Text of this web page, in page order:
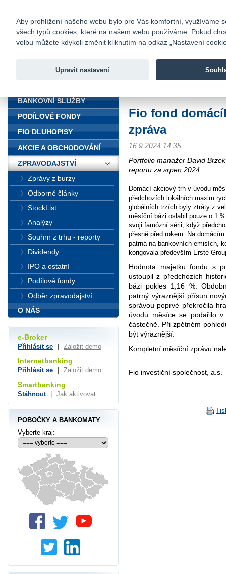
Fio banka
Fio banka
Fio fond
zpráva
16.9.2024 14:35
Portfolio manažer David
reportu za srpen 2024.
Domácí akciový trh v úvodu
předchozích lokálních maxim
globálních trzích byly ztráty z
měsíční bázi oslabil pouze o 1
svoji famózní sérii, když
přesně před rokem. Na
patrná na bankovních emisích,
korigovala především Erste
Hodnota majetku fondu s
ustoupil z předchozích
bázi pokles 1,16 %.
patrný výraznější přísun
správou poprvé překročila
úvodu měsíce se podařilo
částečně. Při zpětném
být výraznější.
Kompletní měsíční zprávu
Fio investiční společnost, a.s.
BANKOVNÍ SLUŽBY
PODÍLOVÉ FONDY
FIO DLUHOPISY
AKCIE A OBCHODOVÁNÍ
ZPRAVODAJSTVÍ
Zprávy z burzy
Odborné články
StockList
Analýzy
Souhrn z trhu - reporty
Dividendy
IPO a ostatní
Podílové fondy
Odběr zpravodajství
O NÁS
e-Broker
Přihlásit se Založit demo
Internetbanking
Přihlásit se Založit demo
Smartbanking
Stáhnout Jak aktivovat
POBOČKY A BANKOMATY
Vyberte kraj:
Aby prohlížení našeho webu bylo pro Vás komfortní, využíváme
všech typů cookies, které na našem webu používáme. Pokud
volbu můžete kdykoli změnit kliknutím na odkaz „Nastavení
Upravit nastavení